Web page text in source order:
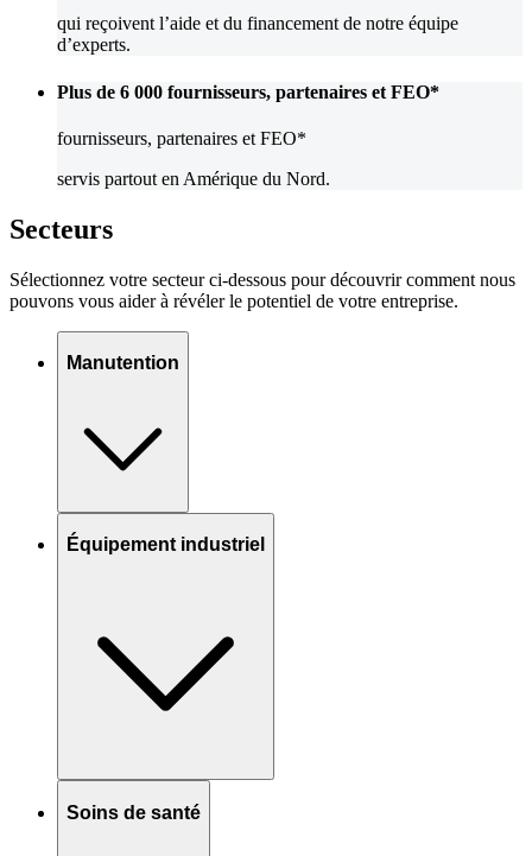
qui reçoivent l’aide et du financement de notre équipe
d’experts.
Plus de 6 000 fournisseurs, partenaires et FEO*
fournisseurs, partenaires et FEO*
servis partout en Amérique du Nord.
Secteurs
Sélectionnez votre secteur ci-dessous pour découvrir comment nous
pouvons vous aider à révéler le potentiel de votre entreprise.
Manutention
Équipement industriel
Soins de santé